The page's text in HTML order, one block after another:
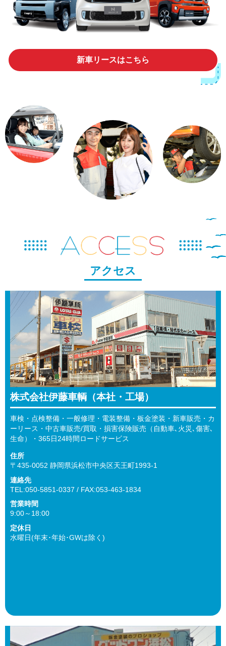
新車リースはこちら
アクセス
株式会社伊藤車輌（本社・工場）
車検・点検整備・一般修理・電装整備・板金塗装・新車販売・カ
ーリース・中古車販売/買取・損害保険販売（自動車､火災､傷害､
生命）・365日24時間ロードサービス
住所
〒435-0052 静岡県浜松市中央区天王町1993-1
連絡先
TEL:050-5851-0337 / FAX:053-463-1834
営業時間
9:00～18:00
定休日
水曜日(年末･年始･GWは除く)